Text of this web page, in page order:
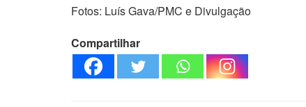
Fotos: Luís Gava/PMC e Divulgação
Compartilhar